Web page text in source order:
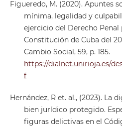
Figueredo, M. (2020). Apuntes
mínima, legalidad y
ejercicio del Derecho Penal
Constitución de Cuba del
Cambio Social, 59, p. 185.
https://dialnet.unirioja.es/
f
Hernández, R et. al., (2023). La
bien jurídico protegido.
figuras delictivas en el